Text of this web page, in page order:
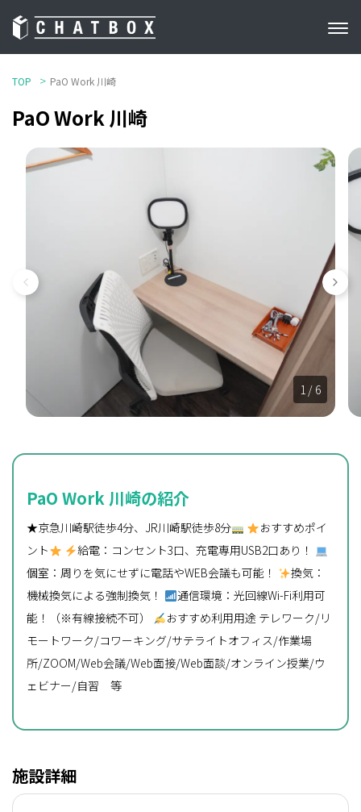
TOP PaO Work 川崎
PaO Work 川崎
1 / 6
PaO Work 川崎の紹介
★京急川崎駅徒歩4分、JR川崎駅徒歩8分
おすすめポイ
ント
給電：コンセント3口、充電専用USB2口あり！
個室：周りを気にせずに電話やWEB会議も可能！
換気：
機械換気による強制換気！
通信環境：光回線Wi-Fi利用可
能！（※有線接続不可）
おすすめ利用用途 テレワーク/リ
モートワーク/コワーキング/サテライトオフィス/作業場
所/ZOOM/Web会議/Web面接/Web面談/オンライン授業/ウ
ェビナー/自習 等
施設詳細